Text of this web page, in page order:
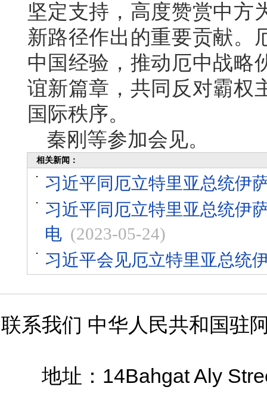
坚定支持，高度赞赏中方
新路径作出的重要贡献。
中国经验，推动厄中战略
谊新篇章，共同反对霸权
国际秩序。
秦刚等参加会见。
相关新闻：
习近平同厄立特里亚总统伊
习近平同厄立特里亚总统伊
电 (2023-05-24)
习近平会见厄立特里亚总统
联系我们 中华人民共和国驻
地址： 14Bahgat Aly